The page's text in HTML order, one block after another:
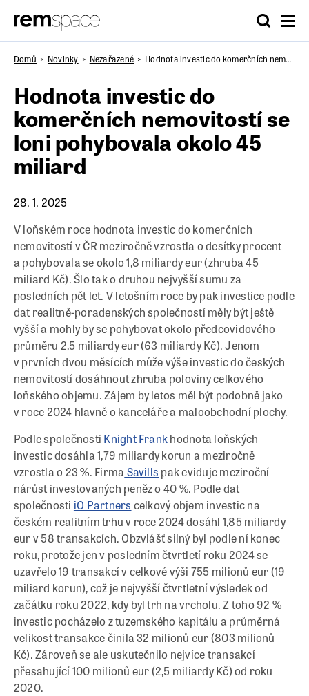
Domů Novinky Nezařazené Hodnota investic do komerčních nemovitostí se loni pohybovala okolo 45 miliard
Hodnota investic do
komerčních nemovitostí se
loni pohybovala okolo 45
miliard
28. 1. 2025
V loňském roce hodnota investic do komerčních
nemovitostí v ČR meziročně vzrostla o desítky procent
a pohybovala se okolo 1,8 miliardy eur (zhruba 45
miliard Kč). Šlo tak o druhou nejvyšší sumu za
posledních pět let. V letošním roce by pak investice podle
dat realitně-poradenských společností měly být ještě
vyšší a mohly by se pohybovat okolo předcovidového
průměru 2,5 miliardy eur (63 miliardy Kč). Jenom
v prvních dvou měsících může výše investic do českých
nemovitostí dosáhnout zhruba poloviny celkového
loňského objemu. Zájem by letos měl být podobně jako
v roce 2024 hlavně o kanceláře a maloobchodní plochy.
Podle společnosti Knight Frankhodnota loňských
investic dosáhla 1,79 miliardy korun a meziročně
vzrostla o 23 %. Firma Savills pak eviduje meziroční
nárůst investovaných peněz o 40 %. Podle dat
společnosti iO Partners celkový objem investic na
českém realitním trhu v roce 2024 dosáhl 1,85 miliardy
eur v 58 transakcích. Obzvlášť silný byl podle ní konec
roku, protože jen v posledním čtvrtletí roku 2024 se
uzavřelo 19 transakcí v celkové výši 755 milionů eur (19
miliard korun), což je nejvyšší čtvrtletní výsledek od
začátku roku 2022, kdy byl trh na vrcholu. Z toho 92 %
investic pocházelo z tuzemského kapitálu a průměrná
velikost transakce činila 32 milionů eur (803 milionů
Kč). Zároveň se ale uskutečnilo nejvíce transakcí
přesahující 100 milionů eur (2,5 miliardy Kč) od roku
2020.